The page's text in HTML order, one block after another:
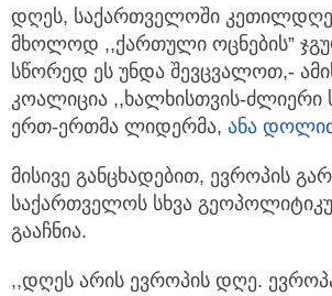
დღეს, საქართველოში
მხოლოდ ,,ქართული ოცნების”
სწორედ ეს უნდა შევცვალოთ,-
კოალიცია ,,ხალხისთვის-ძლიერი
ერთ-ერთმა ლიდერმა, ანა
მისივე განცხადებით, ევროპის
საქართველოს სხვა
გააჩნია.
,,დღეს არის ევროპის დღე.